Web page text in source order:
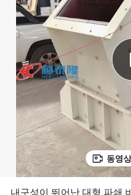
동영
내구성이 뛰어난 대형 파쇄